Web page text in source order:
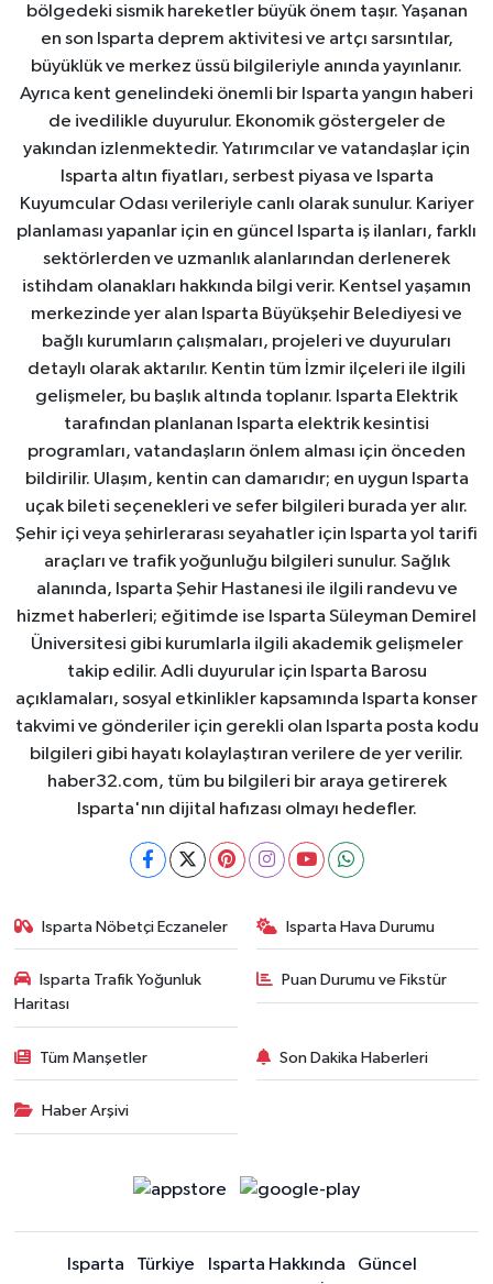
bölgedeki sismik hareketler büyük önem taşır. Yaşanan
en son Isparta deprem aktivitesi ve artçı sarsıntılar,
büyüklük ve merkez üssü bilgileriyle anında yayınlanır.
Ayrıca kent genelindeki önemli bir Isparta yangın haberi
de ivedilikle duyurulur. Ekonomik göstergeler de
yakından izlenmektedir. Yatırımcılar ve vatandaşlar için
Isparta altın fiyatları, serbest piyasa ve Isparta
Kuyumcular Odası verileriyle canlı olarak sunulur. Kariyer
planlaması yapanlar için en güncel Isparta iş ilanları, farklı
sektörlerden ve uzmanlık alanlarından derlenerek
istihdam olanakları hakkında bilgi verir. Kentsel yaşamın
merkezinde yer alan Isparta Büyükşehir Belediyesi ve
bağlı kurumların çalışmaları, projeleri ve duyuruları
detaylı olarak aktarılır. Kentin tüm İzmir ilçeleri ile ilgili
gelişmeler, bu başlık altında toplanır. Isparta Elektrik
tarafından planlanan Isparta elektrik kesintisi
programları, vatandaşların önlem alması için önceden
bildirilir. Ulaşım, kentin can damarıdır; en uygun Isparta
uçak bileti seçenekleri ve sefer bilgileri burada yer alır.
Şehir içi veya şehirlerarası seyahatler için Isparta yol tarifi
araçları ve trafik yoğunluğu bilgileri sunulur. Sağlık
alanında, Isparta Şehir Hastanesi ile ilgili randevu ve
hizmet haberleri; eğitimde ise Isparta Süleyman Demirel
Üniversitesi gibi kurumlarla ilgili akademik gelişmeler
takip edilir. Adli duyurular için Isparta Barosu
açıklamaları, sosyal etkinlikler kapsamında Isparta konser
takvimi ve gönderiler için gerekli olan Isparta posta kodu
bilgileri gibi hayatı kolaylaştıran verilere de yer verilir.
haber32.com, tüm bu bilgileri bir araya getirerek
Isparta'nın dijital hafızası olmayı hedefler.
Isparta Nöbetçi Eczaneler Isparta Hava Durumu
Isparta Trafik Yoğunluk
Haritası
Puan Durumu ve Fikstür
Tüm Manşetler Son Dakika Haberleri
Haber Arşivi
Isparta Türkiye Isparta Hakkında
Güncel